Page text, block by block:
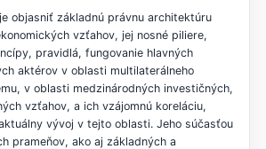
objasniť základnú právnu architektúru
vzťahov, jej nosné piliere,
pravidlá, fungovanie hlavných
aktérov v oblasti multilaterálneho
v oblasti medzinárodných investičných,
vzťahov, a ich vzájomnú koreláciu,
vývoj v tejto oblasti. Jeho súčasťou
prameňov, ako aj základných a